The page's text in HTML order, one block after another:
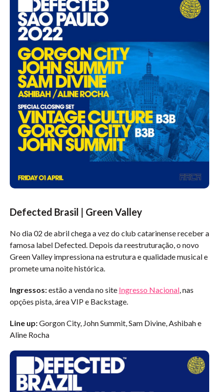
Defected Brasil | Green Valley
No dia 02 de abril chega a vez do club catarinense receber a
famosa label Defected. Depois da reestruturação, o novo
Green Valley impressiona na estrutura e qualidade musical e
promete uma noite histórica.
Ingressos:estão a venda no site Ingresso Nacional, nas
opções pista, área VIP e Backstage.
Line up:Gorgon City, John Summit, Sam Divine, Ashibah e
Aline Rocha